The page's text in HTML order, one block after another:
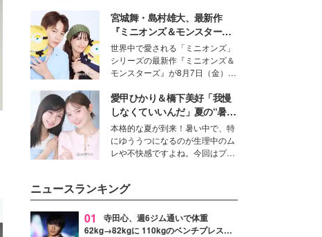
な美容の常識を大きく変える可能
性を秘めた、革新的な「Water
Capturing Skin（ウォーターキャ
プチャリングスキン：捕水肌）」
技術を、花王が構築した。
宮城舞・島村雄大、最新作
『ミニオンズ＆モンスター
ズ』の魅力熱弁 ハチャメチャ
だけじゃない“友情と絆”に感
動
世界中で愛される「ミニオンズ」
シリーズの最新作『ミニオンズ＆
モンスターズ』が8月7日（金）に
ニオン好き”という共通点を持つモ
デルの宮城舞と島村雄大の特別対
談をお届け！それぞれの視点か
ら、今作ならではの魅力や予想外
の感動をもたらす奥深いストーリ
ーについて熱く語り合ってもらっ
愛甲ひかり＆橋下美好「我慢
しなくていいんだ」夏の“暑さ
対策”の新しい選択肢とは？
本格的な夏が到来！暑い中で、特
にゆううつになるのが生理中のム
レや不快感ですよね。今回はプラ
好さんを迎えて本音で女子会トー
ク。猛暑のお出かけを快適に過ご
すヒントや、2人が感動した夏の
生理の新常識にも迫りました。
ニュースランキング
01
寺田心、週6ジム通いで体重
62kg→82kgに 110kgのベンチプレス持